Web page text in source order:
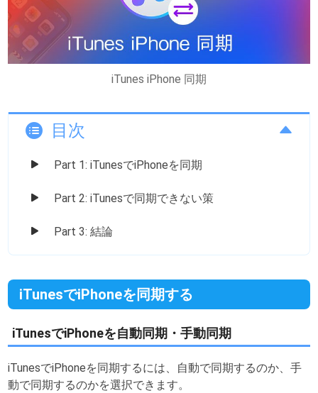
iTunes iPhone 同期
目次
Part 1: iTunesでiPhoneを同期
Part 2: iTunesで同期できない策
Part 3: 結論
iTunesでiPhoneを同期する
iTunesでiPhoneを自動同期・手動同期
iTunesでiPhoneを同期するには、自動で同期するのか、手
動で同期するのかを選択できます。